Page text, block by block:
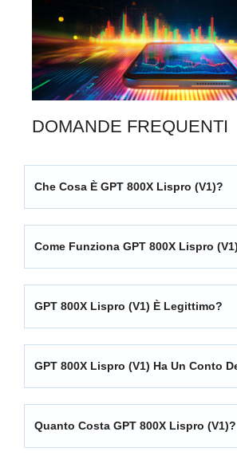
DOMANDE FREQUENTI
Che Cosa È GPT 800X Lispro (V1)?
Come Funziona GPT 800X Lispro
GPT 800X Lispro (V1) È Legittimo?
GPT 800X Lispro (V1) Ha Un Conto
Quanto Costa GPT 800X Lispro (V1)?